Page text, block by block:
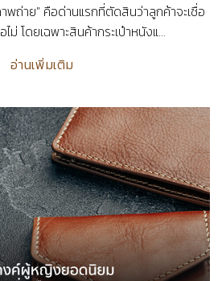
พถ่าย" คือด่านแรกที่ตัดสินว่าลูกค้าจะเชื่อ
โดยเฉพาะสินค้ากระเป๋าหนังแ...
อ่านเพิ่มเติม